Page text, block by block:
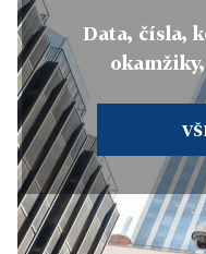
Data, čísla,